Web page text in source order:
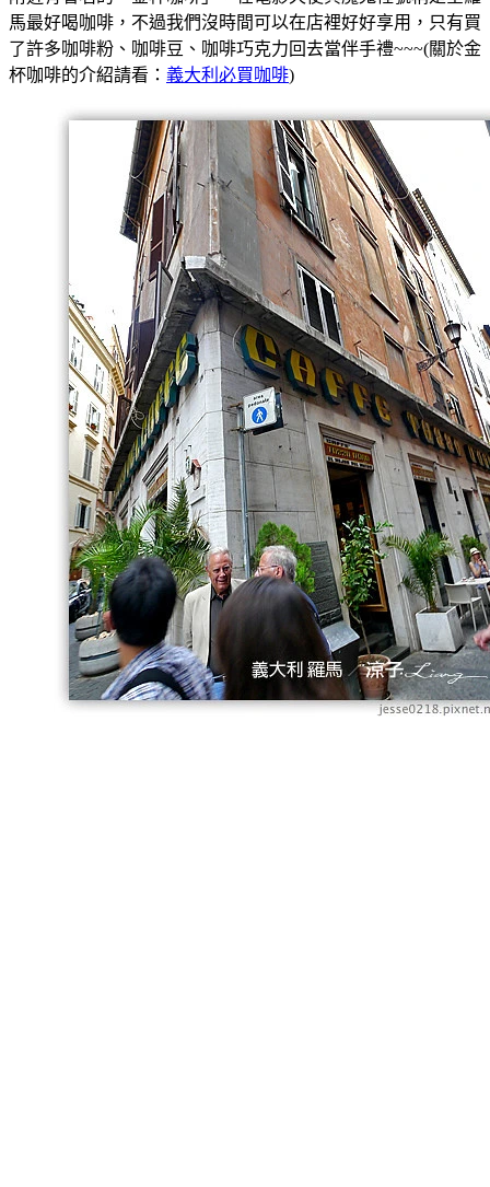
馬最好喝咖啡，不過我們沒時間可以在店裡好好享用，只有買
了許多咖啡粉、咖啡豆、咖啡巧克力回去當伴手禮~~~(關於金
杯咖啡的介紹請看： 義大利必買咖啡)